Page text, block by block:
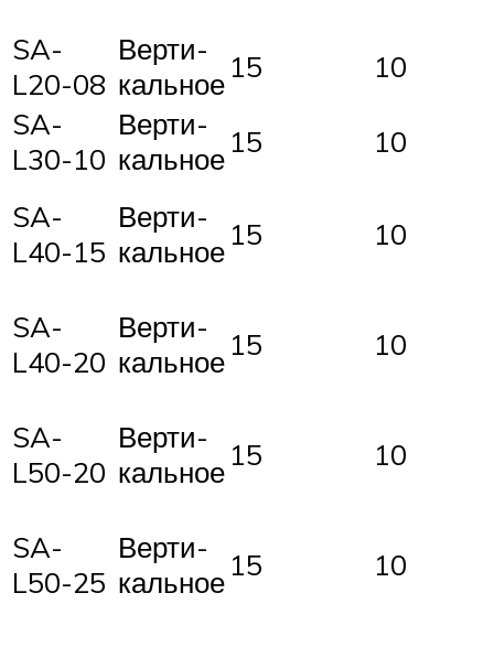
SA-
L20-08
Верти-
кальное 15
10
SA-
L30-10
Верти-
кальное 15 10
SA-
L40-15
Верти-
кальное 15 10
SA-
L40-20
Верти-
кальное 15 10
SA-
L50-20
Верти-
кальное 15 10
SA-
L50-25
Верти-
кальное 15 10